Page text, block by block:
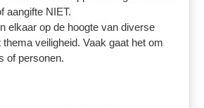
aangifte NIET.
elkaar op de hoogte van diverse
veiligheid. Vaak gaat het om
of personen.